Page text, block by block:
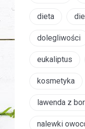
dieta
dolegliwości
eukaliptus
kosmetyka
lawenda z
nalewki